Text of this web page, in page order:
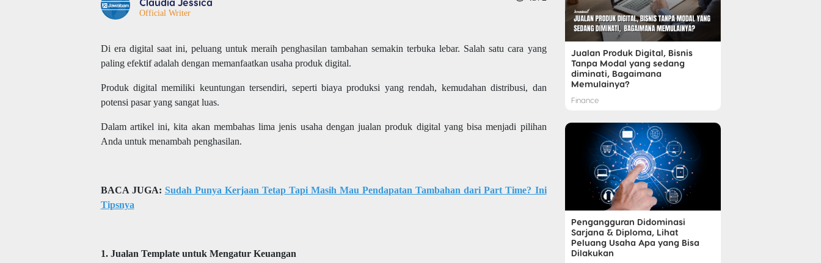
Official Writer
Di era digital saat ini, peluang untuk meraih penghasilan tambahan semakin terbuka lebar. Salah satu cara yang
paling efektif adalah dengan memanfaatkan usaha produk digital.
Produk digital memiliki keuntungan tersendiri, seperti biaya produksi yang rendah, kemudahan distribusi, dan
potensi pasar yang sangat luas.
Dalam artikel ini, kita akan membahas lima jenis usaha dengan jualan produk digital yang bisa menjadi pilihan
Anda untuk menambah penghasilan.
BACA JUGA: Sudah Punya Kerjaan Tetap Tapi Masih Mau Pendapatan Tambahan dari Part Time? Ini
Tipsnya
1. Jualan Template untuk Mengatur Keuangan
Jualan Produk Digital, Bisnis
Tanpa Modal yang sedang
diminati, Bagaimana
Memulainya?
Finance
Pengangguran Didominasi
Sarjana & Diploma, Lihat
Peluang Usaha Apa yang Bisa
Dilakukan